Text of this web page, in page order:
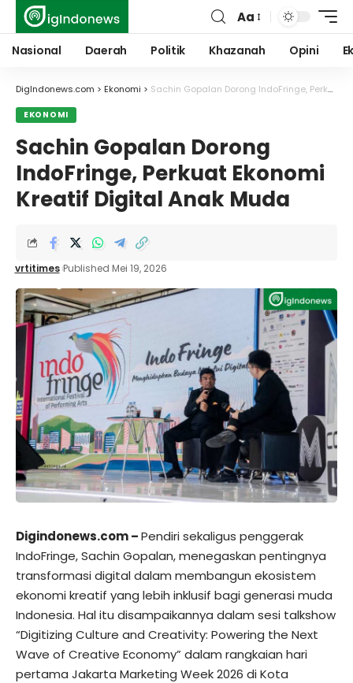
Font
Resizer
Aa
Nasional Daerah Politik Khazanah Opini
DigIndonews.com > Ekonomi > Sachin Gopalan Dorong IndoFringe, Perkuat Ekonomi Kreatif Digital Anak Muda
EKONOMI
Sachin Gopalan Dorong
IndoFringe, Perkuat Ekonomi
Kreatif Digital Anak Muda
vrtitimes Published Mei 19, 2026
Digindonews.com –Pendiri sekaligus penggerak
IndoFringe, Sachin Gopalan, menegaskan pentingnya
transformasi digital dalam membangun ekosistem
ekonomi kreatif yang lebih inklusif bagi generasi muda
Indonesia. Hal itu disampaikannya dalam sesi talkshow
“Digitizing Culture and Creativity: Powering the Next
Wave of Creative Economy” dalam rangkaian hari
pertama Jakarta Marketing Week 2026 di Kota